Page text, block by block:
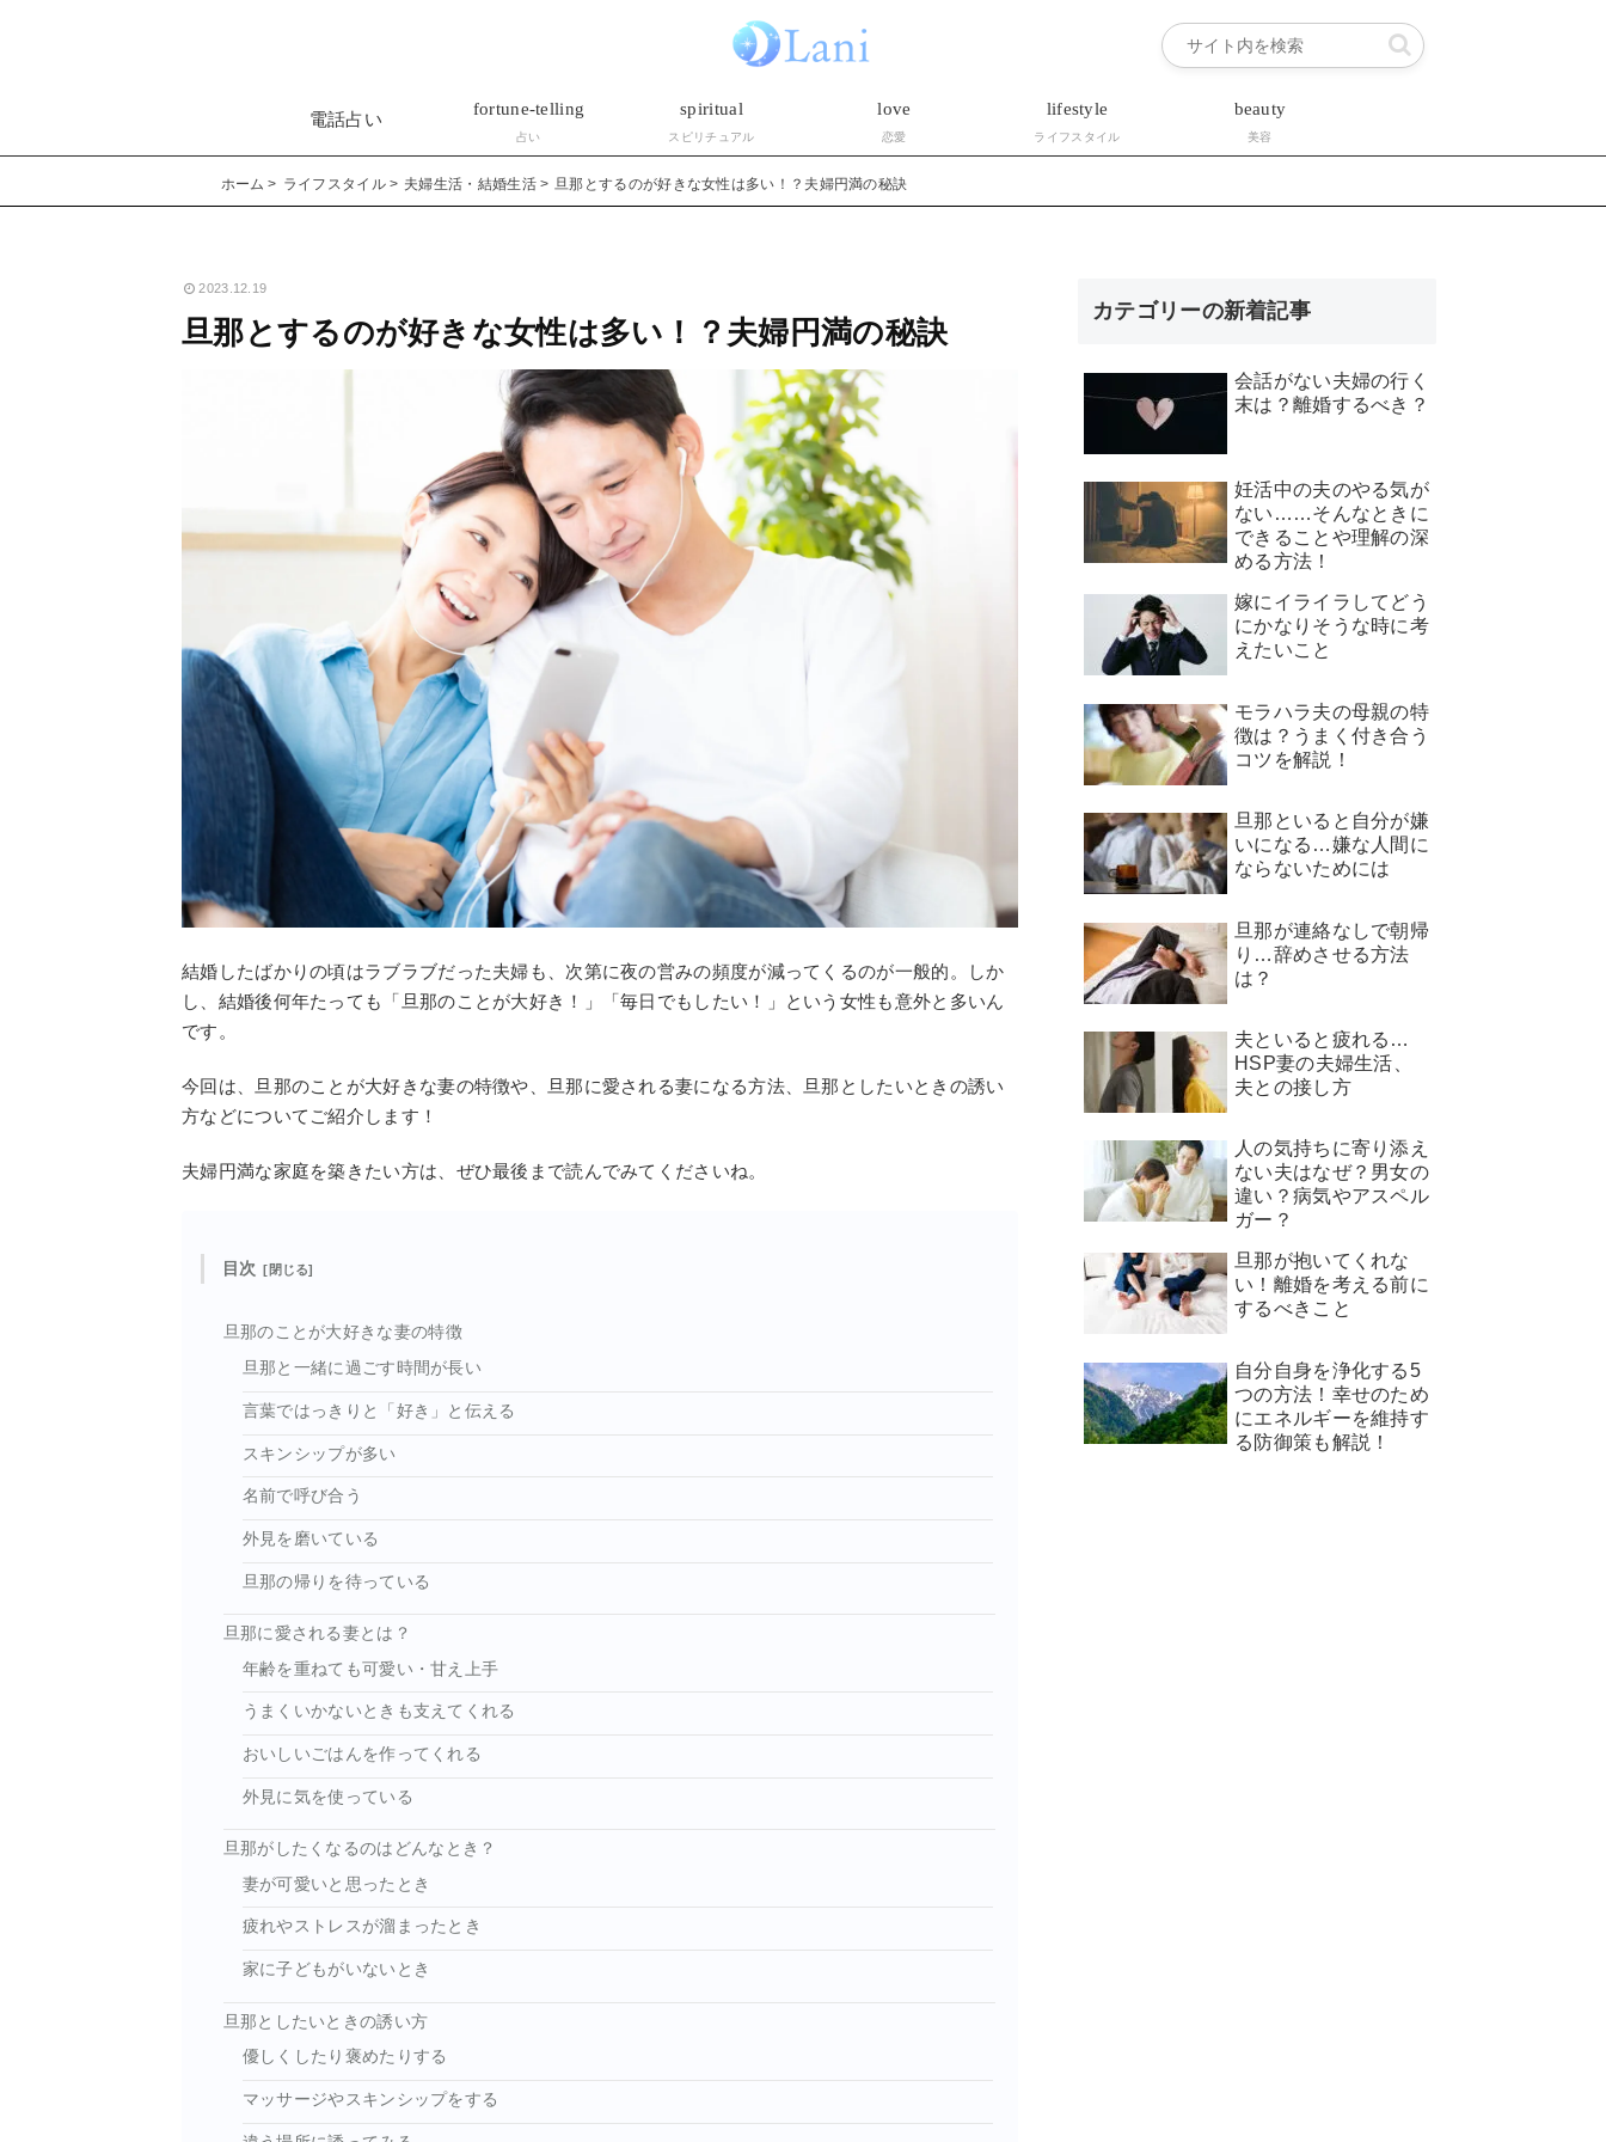
電話占い
fortune-telling
占い
spiritual
スピリチュアル
love
恋愛
lifestyle
ライフスタイル
beauty
美容
ホーム ライフスタイル 夫婦生活・結婚生活 旦那とするのが好きな女性は多い！？夫婦円満の秘訣
2023.12.19
旦那とするのが好きな女性は多い！？夫婦円満の秘訣
結婚したばかりの頃はラブラブだった夫婦も、次第に夜の営みの頻度が減ってくるのが一般的。しか
し、結婚後何年たっても「旦那のことが大好き！」「毎日でもしたい！」という女性も意外と多いん
です。
今回は、旦那のことが大好きな妻の特徴や、旦那に愛される妻になる方法、旦那としたいときの誘い
方などについてご紹介します！
夫婦円満な家庭を築きたい方は、ぜひ最後まで読んでみてくださいね。
目次
旦那のことが大好きな妻の特徴
旦那と一緒に過ごす時間が長い
言葉ではっきりと「好き」と伝える
スキンシップが多い
名前で呼び合う
外見を磨いている
旦那の帰りを待っている
旦那に愛される妻とは？
年齢を重ねても可愛い・甘え上手
うまくいかないときも支えてくれる
おいしいごはんを作ってくれる
外見に気を使っている
旦那がしたくなるのはどんなとき？
妻が可愛いと思ったとき
疲れやストレスが溜まったとき
家に子どもがいないとき
旦那としたいときの誘い方
優しくしたり褒めたりする
マッサージやスキンシップをする
カテゴリーの新着記事
会話がない夫婦の行く
末は？離婚するべき？
妊活中の夫のやる気が
ない……そんなときに
できることや理解の深
める方法！
嫁にイライラしてどう
にかなりそうな時に考
えたいこと
モラハラ夫の母親の特
徴は？うまく付き合う
コツを解説！
旦那といると自分が嫌
いになる…嫌な人間に
ならないためには
旦那が連絡なしで朝帰
り…辞めさせる方法
は？
夫といると疲れる…
HSP妻の夫婦生活、
夫との接し方
人の気持ちに寄り添え
ない夫はなぜ？男女の
違い？病気やアスペル
ガー？
旦那が抱いてくれな
い！離婚を考える前に
するべきこと
自分自身を浄化する5
つの方法！幸せのため
にエネルギーを維持す
る防御策も解説！